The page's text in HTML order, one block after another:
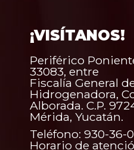
¡VISÍTANOS!
Periférico
33083, entre
Fiscalía General
Hidrogenadora,
Alborada. C.P.
Mérida, Yucatán.
Teléfono: 930-36-
Horario de